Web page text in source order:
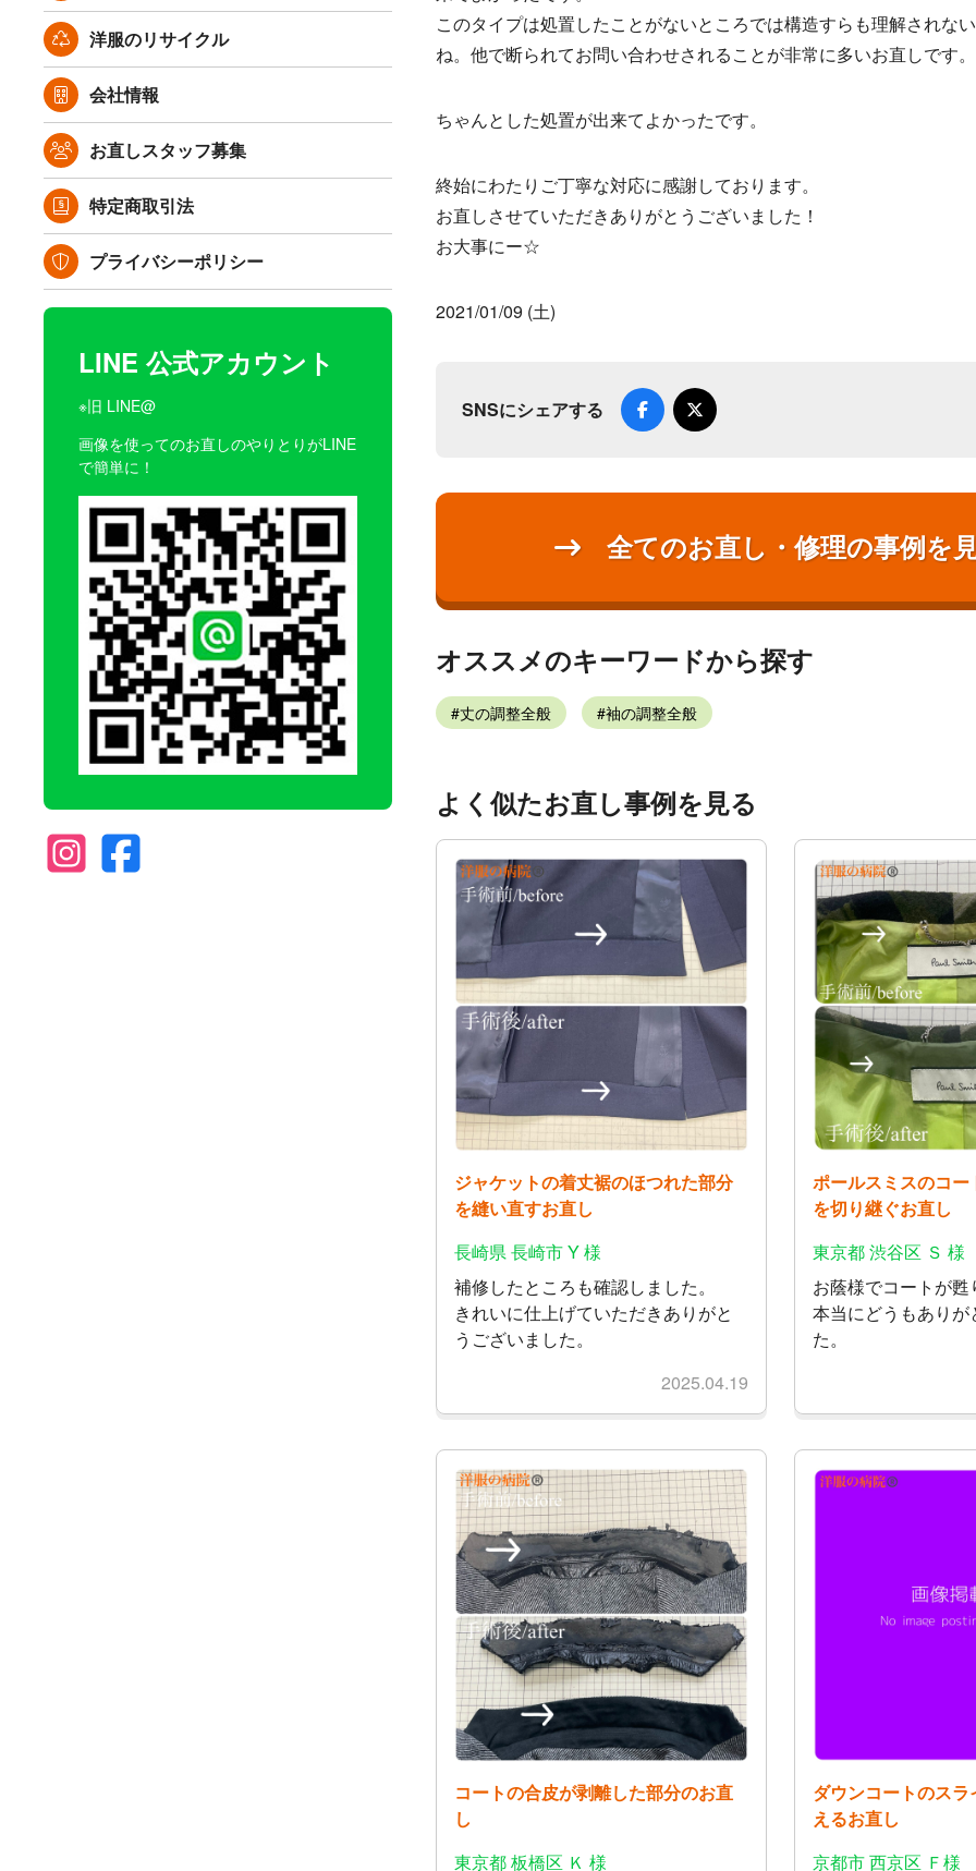
洋服のリサイクル
会社情報
お直しスタッフ募集
特定商取引法
プライバシーポリシー
LINE 公式アカウント
※旧 LINE@
画像を使ってのお直しのやりとりがLINE
で簡単に！
このタイプは処置したことがないところでは構造すらも理解されな
ね。他で断られてお問い合わせされることが非常に多いお直しです。
ちゃんとした処置が出来てよかったです。
終始にわたりご丁寧な対応に感謝しております。
お直しさせていただきありがとうございました！
お大事にー☆
2021/01/09 (土)
SNSにシェアする
全てのお直し・修理の事例を
オススメのキーワードから探す
丈の調整全般 袖の調整全般
よく似たお直し事例を見る
ジャケットの着丈裾のほつれた部分
を縫い直すお直し
長崎県 長崎市 Y 様
補修したところも確認しました。
きれいに仕上げていただきありがと
うございました。
2025.04.19
ポールスミスのコ
を切り継ぐお直し
東京都 渋谷区 Ｓ 様
お蔭様でコートが甦
本当にどうもあり
た。
コートの合皮が剥離した部分のお直
し
東京都 板橋区 Ｋ 様
ダウンコートのス
えるお直し
京都市 西京区 Ｆ様